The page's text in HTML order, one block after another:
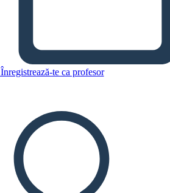
Înregistrează-te ca profesor